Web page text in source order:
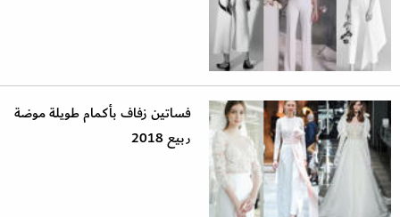
فساتين زفاف بأكمام طويلة موضة
ربيع 2018